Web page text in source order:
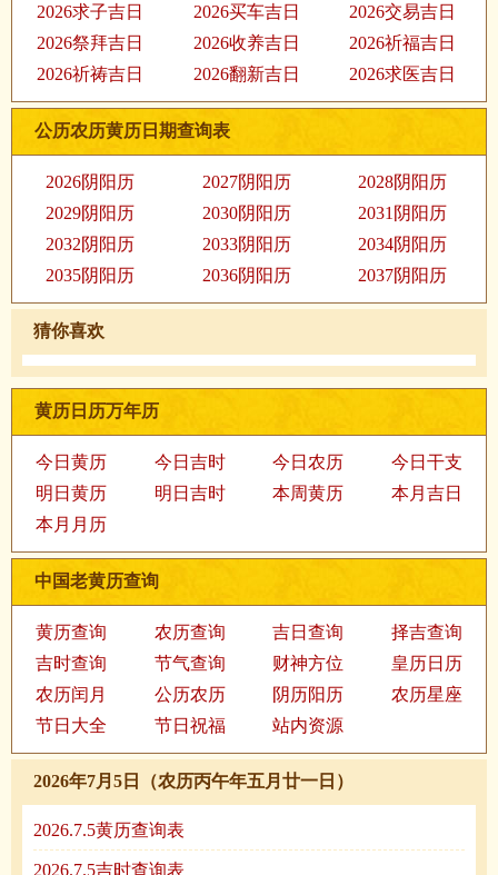
2026求子吉日
2026买车吉日
2026交易吉日
2026祭拜吉日
2026收养吉日
2026祈福吉日
2026祈祷吉日
2026翻新吉日 2026求医吉日
公历农历黄历日期查询表
2026阴阳历 2027阴阳历
2028阴阳历
2029阴阳历
2030阴阳历
2031阴阳历
2032阴阳历
2033阴阳历
2034阴阳历
2035阴阳历
2036阴阳历 2037阴阳历
猜你喜欢
黄历日历万年历
今日黄历 今日吉时 今日农历
今日干支
明日黄历
明日吉时 本周黄历
本月吉日
本月月历
中国老黄历查询
黄历查询 农历查询 吉日查询
择吉查询
吉时查询
节气查询 财神方位
皇历日历
农历闰月
公历农历 阴历阳历
农历星座
节日大全
节日祝福 站内资源
2026年7月5日（农历丙午年五月廿一日）
2026.7.5黄历查询表
2026.7.5吉时查询表